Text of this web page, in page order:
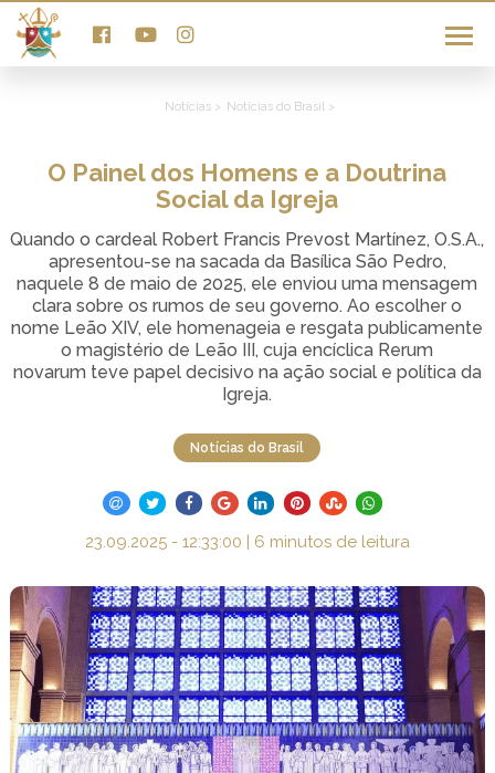
Notícias > Notícias do Brasil >
O Painel dos Homens e a Doutrina
Social da Igreja
Quando o cardeal Robert Francis Prevost Martínez, O.S.A.,
apresentou-se na sacada da Basílica São Pedro,
naquele 8 de maio de 2025, ele enviou uma mensagem
clara sobre os rumos de seu governo. Ao escolher o
nome Leão XIV, ele homenageia e resgata publicamente
o magistério de Leão III, cuja encíclica Rerum
novarum teve papel decisivo na ação social e política da
Igreja.
Notícias do Brasil
23.09.2025 - 12:33:00 | 6 minutos de leitura